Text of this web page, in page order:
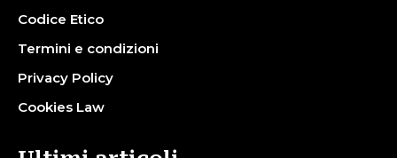
Codice Etico
Termini e condizioni
Privacy Policy
Cookies Law